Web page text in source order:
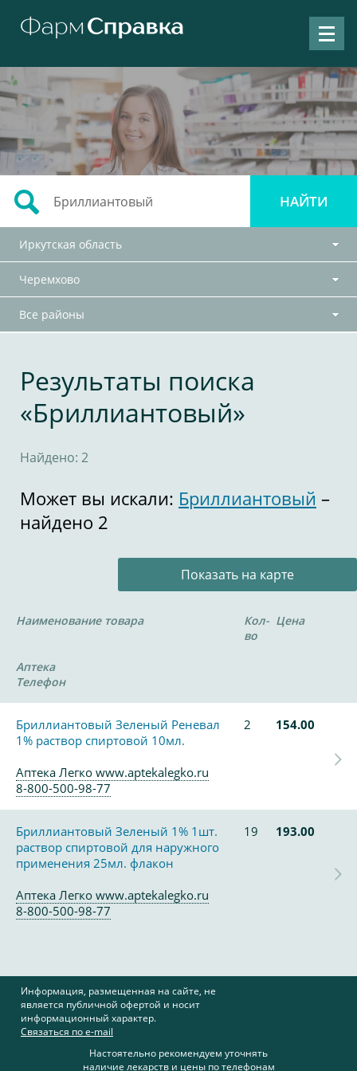
Иркутская область
Черемхово
Все районы
Результаты поиска
«Бриллиантовый»
Найдено: 2
Может вы искали: Бриллиантовый –
найдено 2
Показать на карте
Наименование товара
Кол-
во
Цена
Аптека
Телефон
Бриллиантовый Зеленый Реневал
1% раствор спиртовой 10мл.
2 154.00
Аптека Легко www.aptekalegko.ru
8-800-500-98-77
Бриллиантовый Зеленый 1% 1шт.
раствор спиртовой для наружного
применения 25мл. флакон
19 193.00
Аптека Легко www.aptekalegko.ru
8-800-500-98-77
Информация, размещенная на сайте, не
является публичной офертой и носит
информационный характер.
Связаться по e-mail
Настоятельно рекомендуем уточнять
наличие лекарств и цены по телефонам